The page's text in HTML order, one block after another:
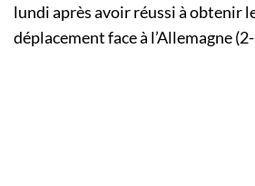
lundi après avoir réussi à obtenir
déplacement face à l’Allemagne